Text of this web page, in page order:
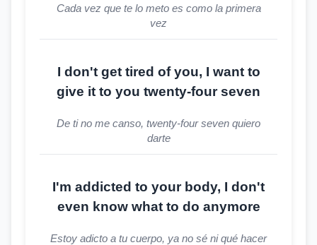
Cada vez que te lo meto es como la primera
vez
I don't get tired of you, I want to
give it to you twenty-four seven
De ti no me canso, twenty-four seven quiero
darte
I'm addicted to your body, I don't
even know what to do anymore
Estoy adicto a tu cuerpo, ya no sé ni qué hacer